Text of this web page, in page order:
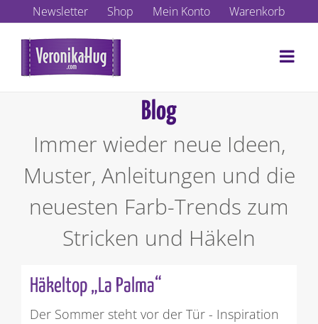
Inhalt
springen
Newsletter Shop Mein Konto Warenkorb
Blog
Immer wieder neue Ideen,
Muster, Anleitungen und die
neuesten Farb-Trends zum
Stricken und Häkeln
Häkeltop „La Palma“
Der Sommer steht vor der Tür - Inspiration